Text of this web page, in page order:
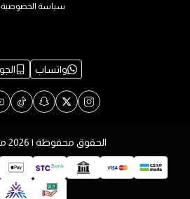
سياسة الخصوصية
واتساب
الحقوق محفوظة | 2026